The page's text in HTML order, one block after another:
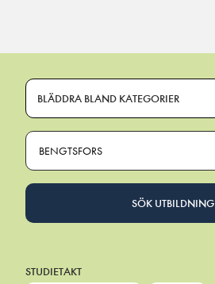
BLÄDDRA BLAND KATEGORIER
BENGTSFORS
SÖK UTBILDNING
STUDIETAKT